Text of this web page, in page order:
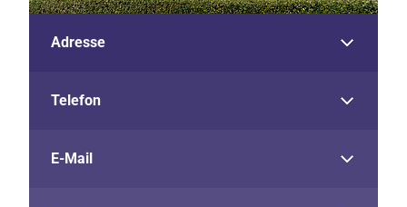
Adresse
Telefon
E-Mail